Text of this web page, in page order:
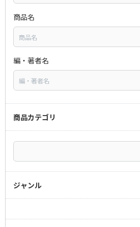
商品名
編・著者名
商品カテゴリ
ジャンル